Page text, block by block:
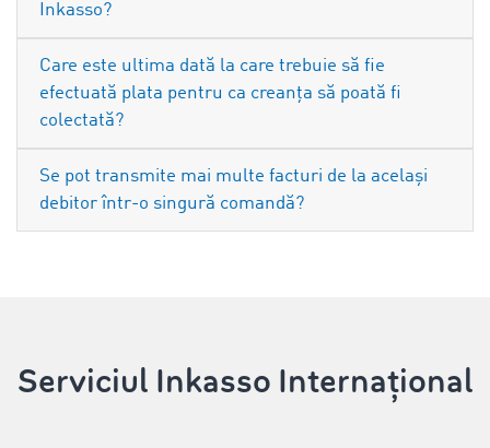
Inkasso?
Care este ultima dată la care trebuie să fie
efectuată plata pentru ca creanța să poată fi
colectată?
Se pot transmite mai multe facturi de la același
debitor într-o singură comandă?
Serviciul Inkasso Internațional